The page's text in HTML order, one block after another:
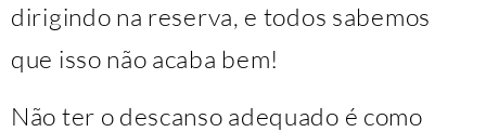
dirigindo na reserva, e todos sabemos
que isso não acaba bem!
Não ter o descanso adequado é como